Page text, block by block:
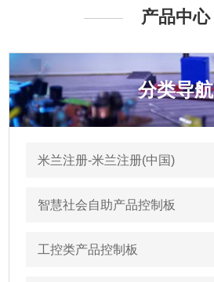
产品中心
分类导航
米兰注册-米兰注册(中国)
智慧社会自助产品控制板
工控类产品控制板